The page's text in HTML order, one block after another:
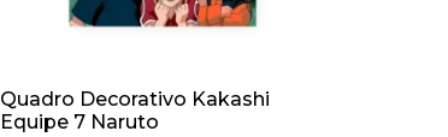
Quadro Decorativo Kakashi
Equipe 7 Naruto